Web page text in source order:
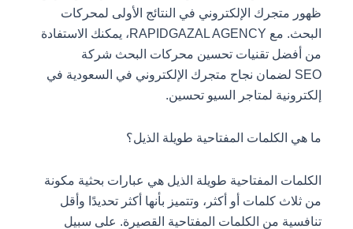
ظهور متجرك الإلكتروني في النتائج الأولى لمحركات
البحث. مع RAPIDGAZAL AGENCY، يمكنك الاستفادة
من أفضل تقنيات تحسين محركات البحث شركة
SEO لضمان نجاح متجرك الإلكتروني في السعودية في
إلكترونية لمتاجر السيو تحسين.
ما هي الكلمات المفتاحية طويلة الذيل؟
الكلمات المفتاحية طويلة الذيل هي عبارات بحثية مكونة
من ثلاث كلمات أو أكثر، وتتميز بأنها أكثر تحديدًا وأقل
تنافسية من الكلمات المفتاحية القصيرة. على سبيل